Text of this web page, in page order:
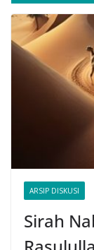
ARSIP DISKUSI
Sirah